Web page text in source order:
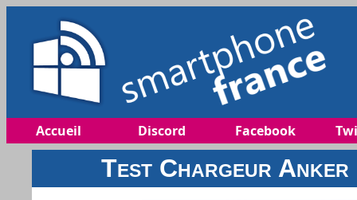
Accueil Discord Facebook
Test Chargeur Anker